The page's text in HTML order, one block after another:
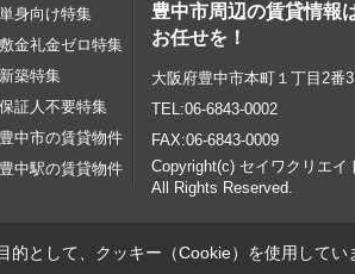
単身向け特集
敷金礼金ゼロ特集
新築特集
保証人不要特集
豊中市の賃貸物件
豊中駅の賃貸物件
豊中市周辺の賃貸情報
お任せを！
大阪府豊中市本町１丁目2番
TEL:06-6843-0002
FAX:06-6843-0009
Copyright(c) セイワクリエイ
All Rights Reserved.
として、クッキー（Cookie）を使用してい